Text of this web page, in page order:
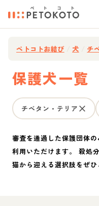
ペトコトお結び 犬 チ
保護犬一覧
チベタン・テリア
審査を通過した保護団体
利用いただけます。 殺処
猫から迎える選択肢をぜひ